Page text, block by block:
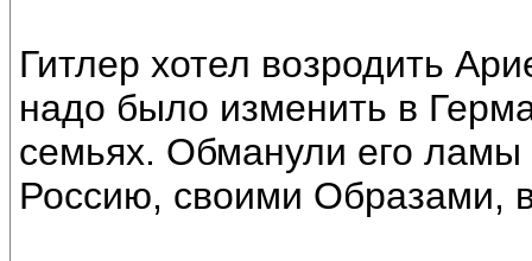
Гитлер хотел возродить
надо было изменить в
семьях. Обманули его ламы
Россию, своими Образами,